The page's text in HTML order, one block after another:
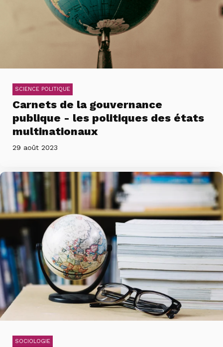
SCIENCE POLITIQUE
Carnets de la gouvernance
publique - les politiques des états
multinationaux
29 août 2023
SOCIOLOGIE